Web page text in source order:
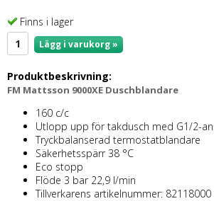
Finns i lager
Lägg i varukorg »
Produktbeskrivning:
FM Mattsson 9000XE Duschblandare
160 c/c
Utlopp upp för takdusch med G1/2-
Tryckbalanserad termostatblandare
Säkerhetsspärr 38 °C
Eco stopp
Flöde 3 bar 22,9 l/min
Tillverkarens artikelnummer: 82118000